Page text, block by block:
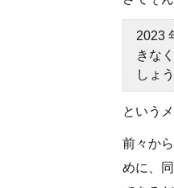
2023
きな
しょう
という
前々か
めに、